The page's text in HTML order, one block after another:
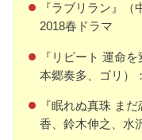
『ラブリラン』（
2018春ドラマ
『リピート 運命
本郷奏多、ゴリ）
『眠れぬ真珠 ま
香、鈴木伸之、水